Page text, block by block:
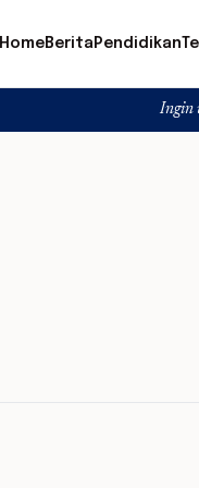
HomeBerita Pendidikan
Ingin upgrade